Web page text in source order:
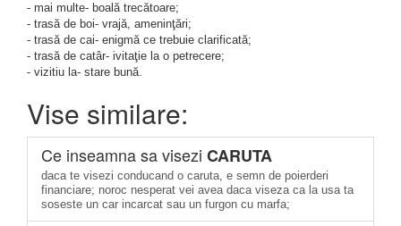
- mai multe- boală trecătoare;
- trasă de boi- vrajă, ameninţări;
- trasă de cai- enigmă ce trebuie clarificată;
- trasă de catâr- ivitaţie la o petrecere;
- vizitiu la- stare bună.
Vise similare:
Ce inseamna sa visezi CARUTA
daca te visezi conducand o caruta, e semn de poierderi
financiare; noroc nesperat vei avea daca viseza ca la usa ta
soseste un car incarcat sau un furgon cu marfa;